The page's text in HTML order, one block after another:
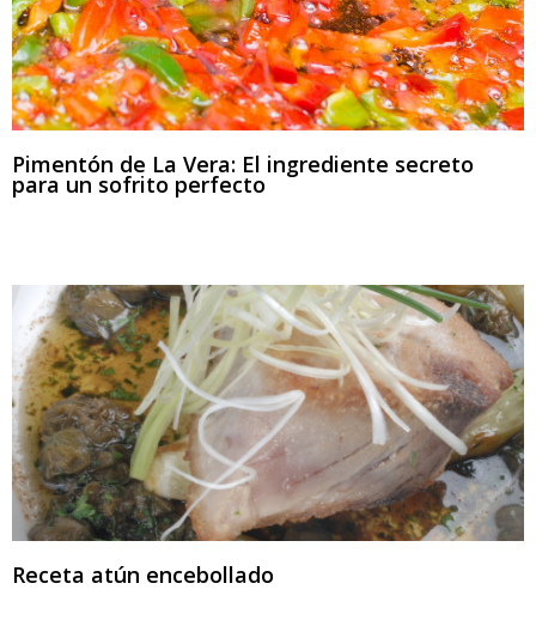
Pimentón de La Vera: El ingrediente secreto
para un sofrito perfecto
Receta atún encebollado